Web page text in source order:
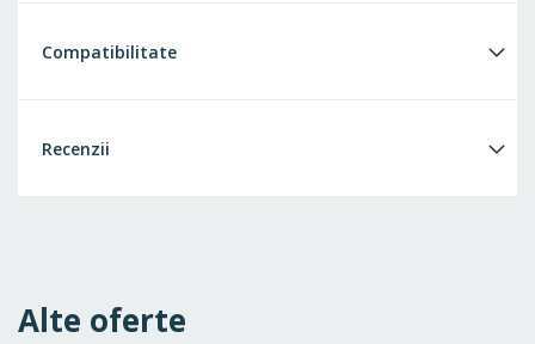
Compatibilitate
Recenzii
Alte oferte